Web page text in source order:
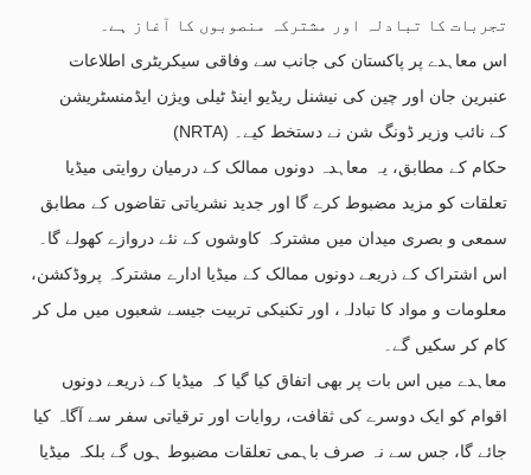
تجربات کا تبادلہ اور مشترکہ منصوبوں کا آغاز ہے۔
اس معاہدے پر پاکستان کی جانب سے وفاقی سیکریٹری اطلاعات
عنبرین جان اور چین کی نیشنل ریڈیو اینڈ ٹیلی ویژن ایڈمنسٹریشن
(NRTA) کے نائب وزیر ڈونگ شن نے دستخط کیے۔
حکام کے مطابق، یہ معاہدہ دونوں ممالک کے درمیان روایتی میڈیا
تعلقات کو مزید مضبوط کرے گا اور جدید نشریاتی تقاضوں کے مطابق
سمعی و بصری میدان میں مشترکہ کاوشوں کے نئے دروازے کھولے گا۔
اس اشتراک کے ذریعے دونوں ممالک کے میڈیا ادارے مشترکہ پروڈکشن،
معلومات و مواد کا تبادلہ، اور تکنیکی تربیت جیسے شعبوں میں مل کر
کام کر سکیں گے۔
معاہدے میں اس بات پر بھی اتفاق کیا گیا کہ میڈیا کے ذریعے دونوں
اقوام کو ایک دوسرے کی ثقافت، روایات اور ترقیاتی سفر سے آگاہ کیا
جائے گا، جس سے نہ صرف باہمی تعلقات مضبوط ہوں گے بلکہ میڈیا